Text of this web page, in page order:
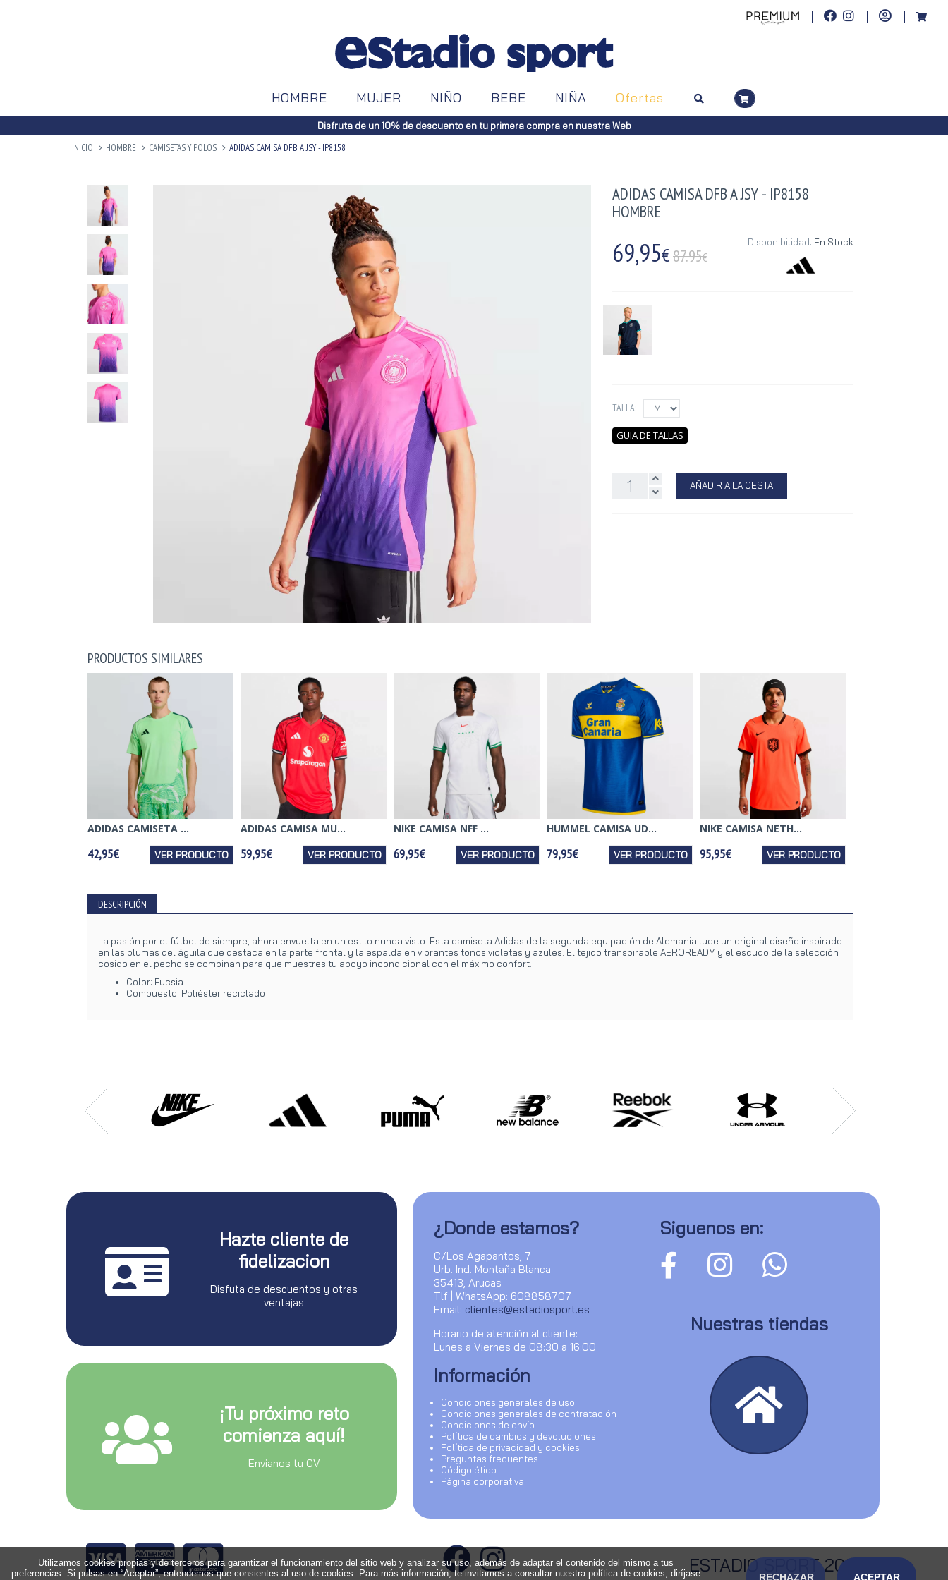
HOMBRE MUJER NIÑO BEBE NIÑA Ofertas
Disfruta de un 10% de descuento en tu primera compra en nuestra Web
INICIO HOMBRE CAMISETAS Y POLOS ADIDAS CAMISA DFB A JSY - IP8158
ADIDAS CAMISA DFB A JSY - IP8158
HOMBRE
69,95€87.95€
Disponibilidad: En Stock
TALLA:
GUIA DE TALLAS
AÑADIR A LA CESTA
PRODUCTOS SIMILARES
ADIDAS CAMISETA ...
42,95€ VER PRODUCTO
ADIDAS CAMISA MU...
59,95€ VER PRODUCTO
NIKE CAMISA NFF ...
69,95€ VER PRODUCTO
HUMMEL CAMISA UD...
79,95€ VER PRODUCTO
NIKE CAMISA NETH...
95,95€ VER PRODUCTO
DESCRIPCIÓN
La pasión por el fútbol de siempre, ahora envuelta en un estilo nunca visto. Esta camiseta Adidas de la segunda equipación de Alemania luce un original diseño inspirado
en las plumas del águila que destaca en la parte frontal y la espalda en vibrantes tonos violetas y azules. El tejido transpirable AEROREADY y el escudo de la selección
cosido en el pecho se combinan para que muestres tu apoyo incondicional con el máximo confort.
Color: Fucsia
Compuesto: Poliéster reciclado
Hazte cliente de
fidelizacion
Disfuta de descuentos y otras
ventajas
¡Tu próximo reto
comienza aquí!
Envianos tu CV
¿Donde estamos?
C/Los Agapantos, 7
Urb. Ind. Montaña Blanca
35413, Arucas
Tlf | WhatsApp: 608858707
Email: clientes@estadiosport.es
Horario de atención al cliente:
Lunes a Viernes de 08:30 a 16:00
Información
Condiciones generales de uso
Condiciones generales de contratación
Condiciones de envío
Política de cambios y devoluciones
Política de privacidad y cookies
Preguntas frecuentes
Código ético
Página corporativa
Siguenos en:
Nuestras tiendas
ESTADIO SPORT 2026
Utilizamos cookies propias y de terceros para garantizar el funcionamiento del sitio web y analizar su uso, además de adaptar el contenido del mismo a tus
preferencias. Si pulsas en “Aceptar”, entendemos que consientes al uso de cookies. Para más información, te invitamos a consultar nuestra política de cookies, diríjase
RECHAZAR ACEPTAR